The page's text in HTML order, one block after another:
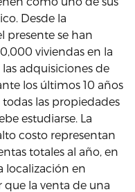
Desde la
presente se han
viviendas en la
adquisiciones de
los últimos 10 años
las propiedades
estudiarse. La
costo representan
totales al año, en
localización en
la venta de una